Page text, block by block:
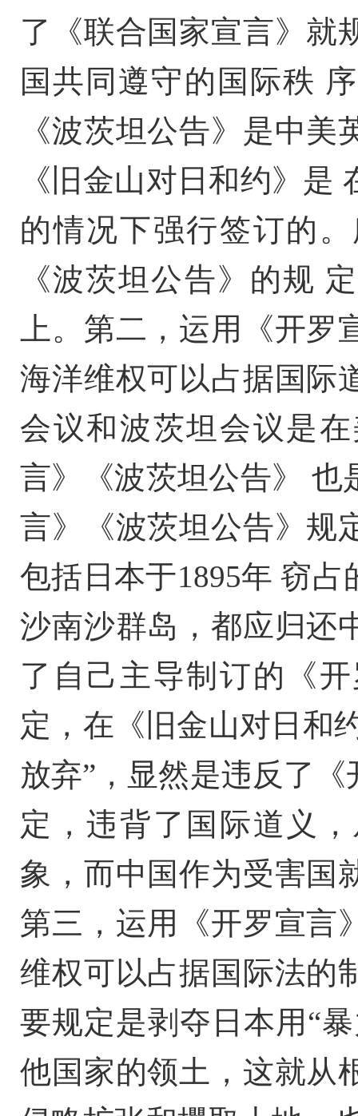
了《联合国家宣言》就
国共同遵守的国际秩
《波茨坦公告》是中
《旧金山对日和约》
的情况下强行签订的
《波茨坦公告》的规
上。第二，运用《开
海洋维权可以占据国际
会议和波茨坦会议是
言》《波茨坦公告》 也
言》《波茨坦公告》规
包括日本于1895年 窃
沙南沙群岛，都应归还
了自己主导制订的《
定，在《旧金山对日和
放弃”，显然是违反了
定，违背了国际道义
象，而中国作为受害国
第三，运用《开罗宣言
维权可以占据国际法的
要规定是剥夺日本用“
他国家的领土，这就从